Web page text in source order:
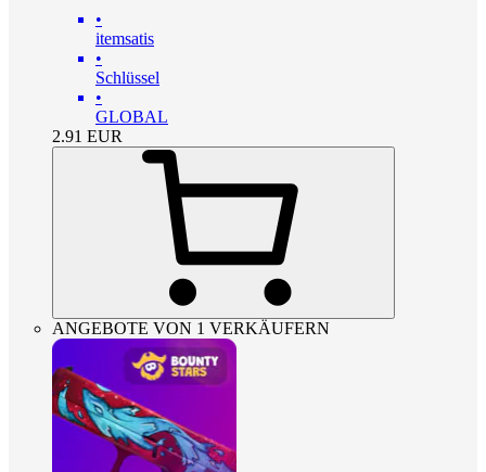
•
itemsatis
•
Schlüssel
•
GLOBAL
2.91 EUR
ANGEBOTE VON 1 VERKÄUFERN